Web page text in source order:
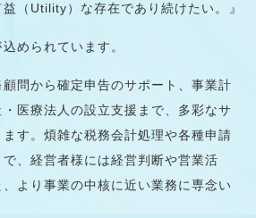
（Utility）な存在であり続けたい。』
められています。
問から確定申告のサポート、事業計
医療法人の設立支援まで、多彩なサ
す。煩雑な税務会計処理や各種申請
、経営者様には経営判断や営業活
より事業の中核に近い業務に専念い